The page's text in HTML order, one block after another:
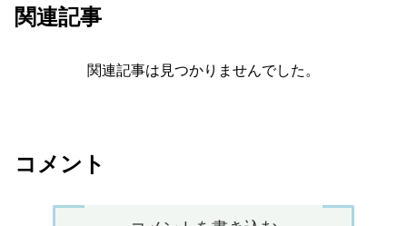
関連記事
関連記事は見つかりませんでした。
コメント